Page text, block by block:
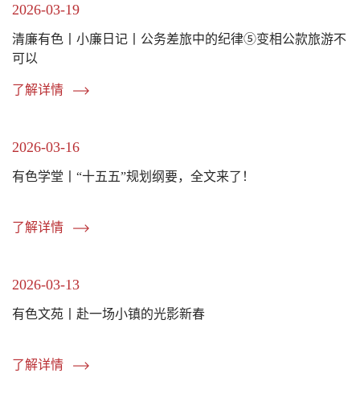
2026-03-19
清廉有色丨小廉日记丨公务差旅中的纪律⑤变相公款旅游不
可以
了解详情
2026-03-16
有色学堂丨“十五五”规划纲要，全文来了！
了解详情
2026-03-13
有色文苑丨赴一场小镇的光影新春
了解详情